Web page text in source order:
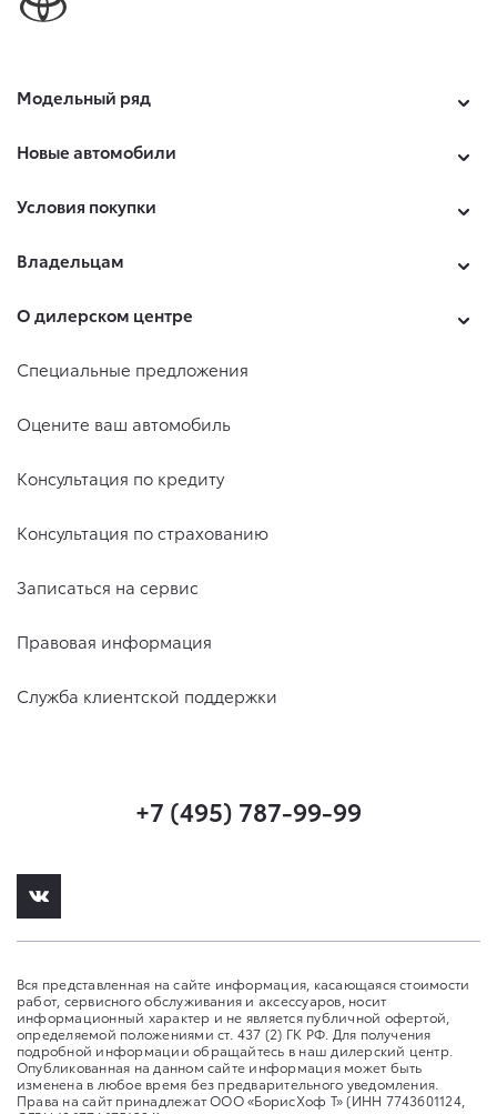
Модельный ряд
Новые автомобили
Условия покупки
Владельцам
О дилерском центре
Специальные предложения
Оцените ваш автомобиль
Консультация по кредиту
Консультация по страхованию
Записаться на сервис
Правовая информация
Служба клиентской поддержки
+7 (495) 787-99-99
Вся представленная на сайте информация, касающаяся стоимости
работ, сервисного обслуживания и аксессуаров, носит
информационный характер и не является публичной офертой,
определяемой положениями ст. 437 (2) ГК РФ. Для получения
подробной информации обращайтесь в наш дилерский центр.
Опубликованная на данном сайте информация может быть
изменена в любое время без предварительного уведомления.
Права на сайт принадлежат ООО «БорисХоф Т» (ИНН 7743601124,